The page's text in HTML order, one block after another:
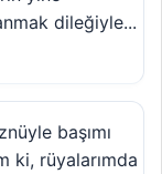
dileğiyle...
başımı
ki, rüyalarımda